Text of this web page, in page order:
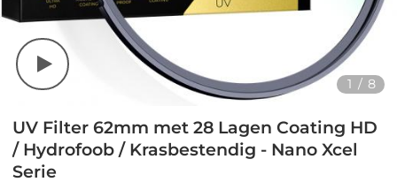
1 / 8
UV Filter 62mm met 28 Lagen Coating HD
/ Hydrofoob / Krasbestendig - Nano Xcel
Serie